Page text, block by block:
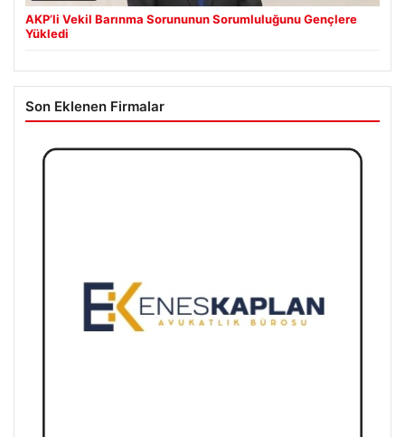
AKP’li Vekil Barınma Sorununun Sorumluluğunu Gençlere
Yükledi
Son Eklenen Firmalar